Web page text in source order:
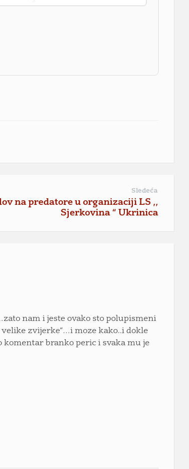
Sledeća
na predatore u organizaciji LS ,,
Sjerkovina “ Ukrinica
nam i jeste ovako sto polupismeni
zvijerke“…i moze kako..i dokle
komentar branko peric i svaka mu je